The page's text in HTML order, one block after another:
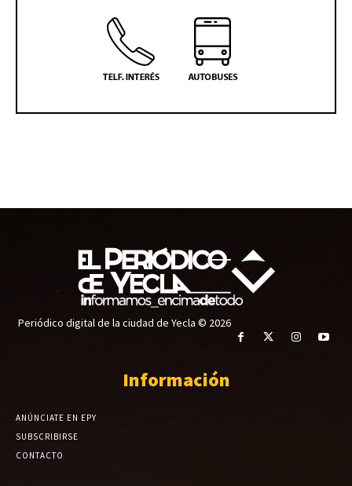
Periódico digital de la ciudad de Yecla © 2026
Información
ANÚNCIATE EN EPY
SUBSCRIBIRSE
CONTACTO